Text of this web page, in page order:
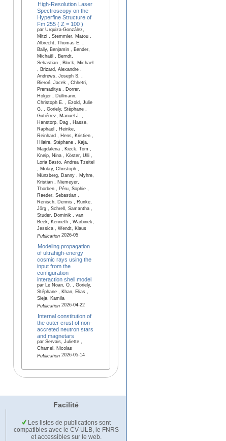
High-Resolution Laser
Spectroscopy on the
Hyperfine Structure of
Fm 255 ( Z = 100 )
par Urquiza-González,
Mitzi , Stemmler, Matou ,
Albrecht, Thomas E. ,
Bally, Benjamin , Bender,
Michaël , Berndt,
Sebastian , Block, Michael
, Brizard, Alexandre ,
Andrews, Joseph S. ,
Bieroń, Jacek , Chhetri,
Premaditya , Dorrer,
Holger , Düllmann,
Christoph E. , Ezold, Julie
G. , Goriely, Stéphane ,
Gutiérrez, Manuel J. ,
Hanstorp, Dag , Hasse,
Raphael , Heinke,
Reinhard , Hens, Kristien ,
Hilaire, Stéphane , Kaja,
Magdalena , Kieck, Tom ,
Kneip, Nina , Köster, Ulli ,
Loria Basto, Andrea Tzeitel
, Mokry, Christoph ,
Münzberg, Danny , Myhre,
Kristian , Niemeyer,
Thorben , Péru, Sophie ,
Raeder, Sebastian ,
Renisch, Dennis , Runke,
Jörg , Schrell, Samantha ,
Studer, Dominik , van
Beek, Kenneth , Warbinek,
Jessica , Wendt, Klaus
Publication2026-05
Modeling propagation
of ultrahigh-energy
cosmic rays using the
input from the
configuration
interaction shell model
par Le Noan, O. , Goriely,
Stéphane , Khan, Elias ,
Sieja, Kamila
Publication2026-04-22
Internal constitution of
the outer crust of non-
accreted neutron stars
and magnetars
par Servais, Juliette ,
Chamel, Nicolas
Publication2026-05-14
Facilité
Les listes de publications sont
compatibles avec le CV-ULB, le FNRS
et accessibles sur le web.